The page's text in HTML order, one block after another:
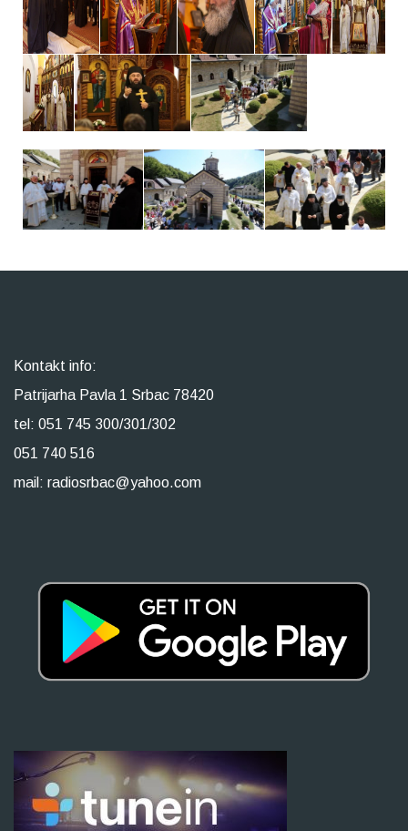
Kontakt info:
Patrijarha Pavla 1 Srbac 78420
tel: 051 745 300/301/302
051 740 516
mail: radiosrbac@yahoo.com